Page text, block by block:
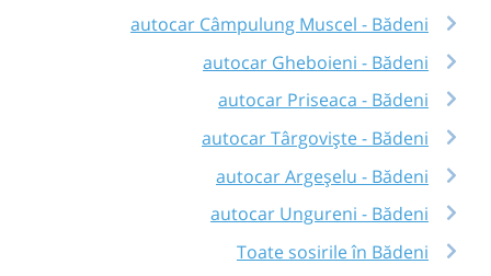
autocar Câmpulung Muscel - Bădeni
autocar Gheboieni - Bădeni
autocar Priseaca - Bădeni
autocar Târgoviște - Bădeni
autocar Argeșelu - Bădeni
autocar Ungureni - Bădeni
Toate sosirile în Bădeni